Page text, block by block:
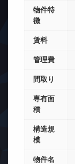
物件特
徴
賃料
管理費
間取り
専有面
積
構造規
模
物件名